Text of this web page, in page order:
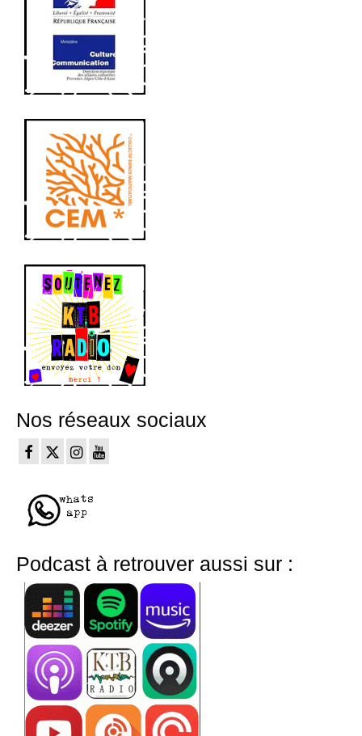
Nos réseaux sociaux
Podcast à retrouver aussi sur :